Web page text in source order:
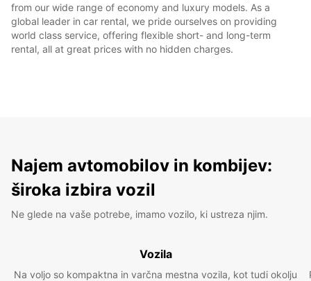
from our wide range of economy and luxury models. As a
global leader in car rental, we pride ourselves on providing
world class service, offering flexible short- and long-term
rental, all at great prices with no hidden charges.
Najem avtomobilov in kombijev:
široka izbira vozil
Ne glede na vaše potrebe, imamo vozilo, ki ustreza njim.
Vozila
Na voljo so kompaktna in varčna mestna vozila, kot tudi okolju